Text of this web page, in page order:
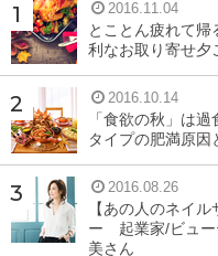
2016.11.04
とことん疲れて帰
利なお取り寄せ夕
2016.10.14
「食欲の秋」は
タイプの肥満原因
2016.08.26
【あの人のネイ
ー 起業家/ビュー
美さん